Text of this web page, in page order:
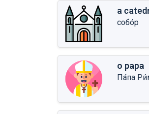
a
собо́р
o papa
Па́па